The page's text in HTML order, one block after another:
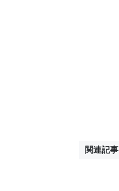
関連記事